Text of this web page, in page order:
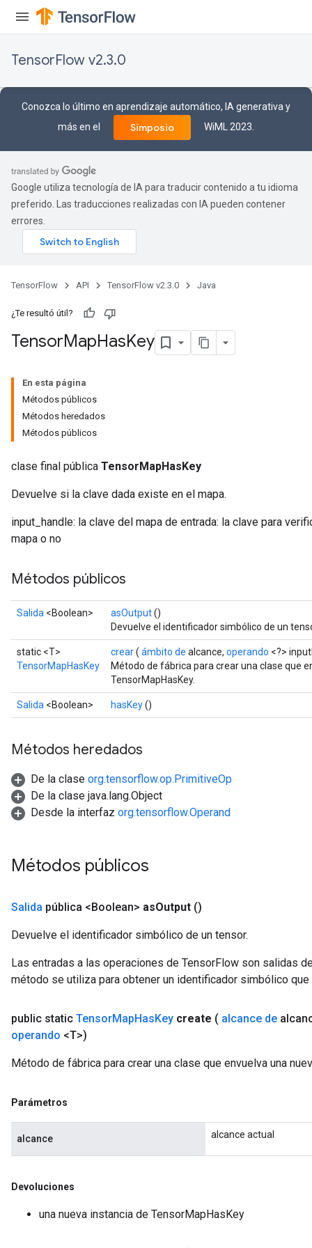
TensorFlow v2.3.0
Conozca lo último en aprendizaje automático, IA generativa y
más en el
Simposio WiML 2023.
Google utiliza tecnología de IA para traducir contenido a tu idioma
preferido. Las traducciones realizadas con IA pueden contener
errores.
TensorFlow API TensorFlow v2.3.0 Java
¿Te resultó útil?
TensorMapHasKey
En esta página
Métodos públicos
Métodos heredados
Métodos públicos
clase final pública TensorMapHasKey
Devuelve si la clave dada existe en el mapa.
input_handle: la clave del mapa de entrada: la clave para
mapa o no
Métodos públicos
Salida <Boolean> asOutput()
Devuelve el identificador simbólico de un
static <T>
TensorMapHasKey
crear( ámbito de alcance, operando <?>
Método de fábrica para crear una clase que
TensorMapHasKey.
Salida <Boolean> hasKey()
Métodos heredados
De la clase org.tensorflow.op.PrimitiveOp
De la clase java.lang.Object
Desde la interfaz org.tensorflow.Operand
Métodos públicos
Salida pública <Boolean> asOutput ()
Devuelve el identificador simbólico de un tensor.
Las entradas a las operaciones de TensorFlow son salidas
método se utiliza para obtener un identificador simbólico
public static TensorMapHasKey create ( alcance de
operando <T>)
Método de fábrica para crear una clase que envuelva una
Parámetros
alcance alcance actual
Devoluciones
una nueva instancia de TensorMapHasKey